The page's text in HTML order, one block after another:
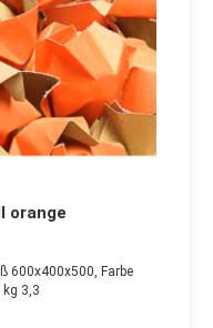
orange
600x400x500, Farbe
kg 3,3